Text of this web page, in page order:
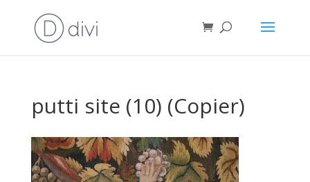
putti site (10) (Copier)